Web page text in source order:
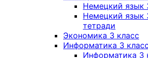
Немецкий язык
Немецкий язык
тетради
Экономика 3 класс
Информатика 3 класс
Информатика 3